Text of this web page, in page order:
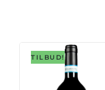
TILBUD!